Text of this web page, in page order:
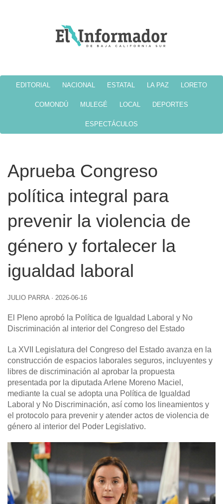
EDITORIAL NACIONAL ESTATAL LA PAZ LORETO
COMONDÚ MULEGÉ LOCAL DEPORTES
ESPECTÁCULOS
Aprueba Congreso
política integral para
prevenir la violencia de
género y fortalecer la
igualdad laboral
JULIO PARRA · 2026-06-16
El Pleno aprobó la Política de Igualdad Laboral y No
Discriminación al interior del Congreso del Estado
La XVII Legislatura del Congreso del Estado avanza en la
construcción de espacios laborales seguros, incluyentes y
libres de discriminación al aprobar la propuesta
presentada por la diputada Arlene Moreno Maciel,
mediante la cual se adopta una Política de Igualdad
Laboral y No Discriminación, así como los lineamientos y
el protocolo para prevenir y atender actos de violencia de
género al interior del Poder Legislativo.